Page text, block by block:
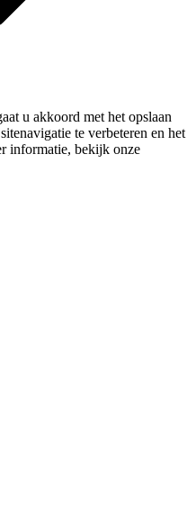
u akkoord met het opslaan
te verbeteren en het
informatie, bekijk onze